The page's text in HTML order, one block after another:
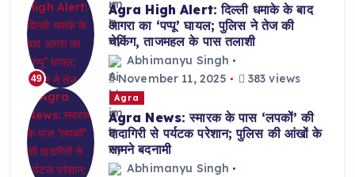
49
Agra High Alert: दिल्ली धमाके के बाद
आगरा का ‘पप्पू’ घायल; पुलिस ने तेज की
चेकिंग, ताजमहल के पास तलाशी
Abhimanyu Singh
November 11, 2025
383 views
Agra
Agra News: स्मारक के पास ‘लपकों’ की
दादागिरी से पर्यटक परेशान; पुलिस की आंखों के
सामने बदनामी
Abhimanyu Singh